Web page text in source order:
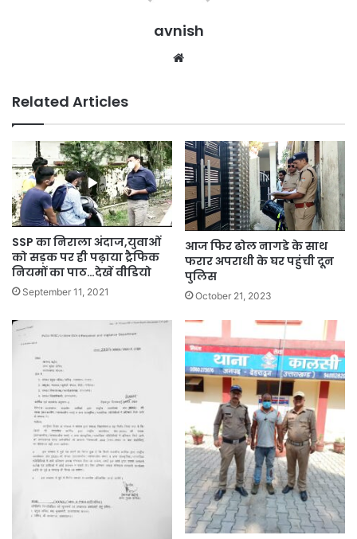
avnish
Related Articles
SSP का निराला अंदाज,युवाओं
को सड़क पर ही पढ़ाया ट्रैफिक
नियमों का पाठ…देखें वीडियो
September 11, 2021
आज फिर ढोल नागडे के साथ
फरार अपराधी के घर पहुंची दून
पुलिस
October 21, 2023